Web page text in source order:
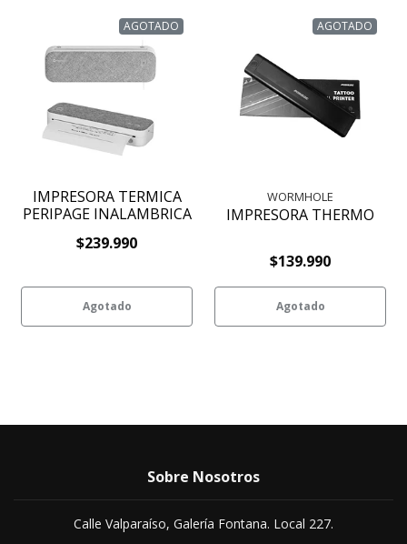
AGOTADO
IMPRESORA TERMICA
PERIPAGE INALAMBRICA
$239.990
Agotado
AGOTADO
WORMHOLE
IMPRESORA THERMO
$139.990
Agotado
Sobre Nosotros
Calle Valparaíso, Galería Fontana. Local 227.